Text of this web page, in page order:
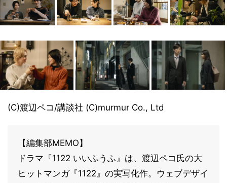
(C)渡辺ペコ/講談社 (C)murmur Co., Ltd
【編集部MEMO】
ドラマ『1122 いいふうふ』は、渡辺ペコ氏の大
ヒットマンガ『1122』の実写化作。ウェブデザイ